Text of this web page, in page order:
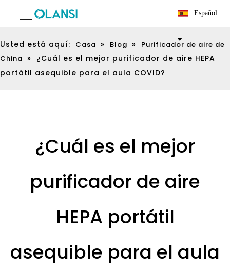
Español
Usted está aquí: Casa » Blog »
Purificador de aire de
China »
¿Cuál es el mejor purificador de aire HEPA
portátil asequible para el aula COVID?
¿Cuál es el mejor
purificador de aire
HEPA portátil
asequible para el aula